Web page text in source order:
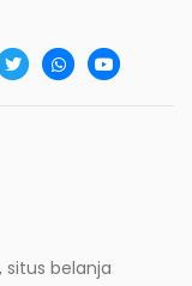
, situs belanja